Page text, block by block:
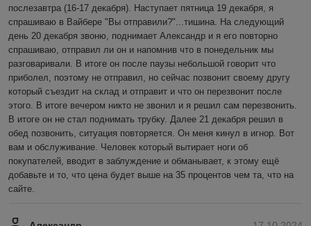
послезавтра (16-17 декабря). Наступает пятница 19 декабря, я
спрашиваю в Вайбере "Вы отправили?"...тишина. На следующий
день 20 декабря звоню, поднимает Александр и я его повторно
спрашиваю, отправил ли он и напомнив что в понедельник мы
разговаривали. В итоге он после паузы небольшой говорит что
приболел, поэтому не отправил, но сейчас позвонит своему другу
который съездит на склад и отправит и что он перезвонит после
этого. В итоге вечером никто не звонил и я решил сам перезвонить.
В итоге он не стал поднимать трубку. Далее 21 декабря решил в
обед позвонить, ситуация повторяется. Он меня кинул в игнор. Вот
вам и обслуживание. Человек который вытирает ноги об
покупателей, вводит в заблуждение и обманывает, к этому ещё
добавьте и то, что цена будет выше на 35 процентов чем та, что на
сайте.